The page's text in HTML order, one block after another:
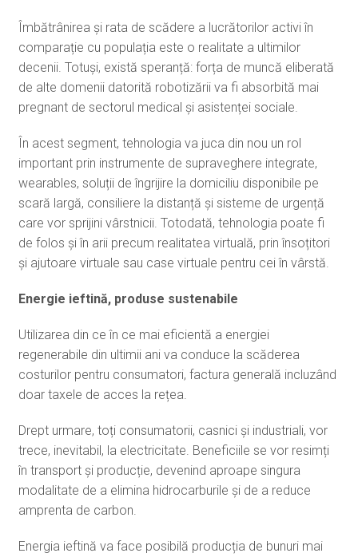
Îmbătrânirea și rata de scădere a lucrătorilor activi în
comparație cu populația este o realitate a ultimilor
decenii. Totuși, există speranță: forța de muncă eliberată
de alte domenii datorită robotizării va fi absorbită mai
pregnant de sectorul medical și asistenței sociale.
În acest segment, tehnologia va juca din nou un rol
important prin instrumente de supraveghere integrate,
wearables, soluții de îngrijire la domiciliu disponibile pe
scară largă, consiliere la distanță și sisteme de urgență
care vor sprijini vârstnicii. Totodată, tehnologia poate fi
de folos și în arii precum realitatea virtuală, prin însoțitori
și ajutoare virtuale sau case virtuale pentru cei în vârstă.
Energie ieftină, produse sustenabile
Utilizarea din ce în ce mai eficientă a energiei
regenerabile din ultimii ani va conduce la scăderea
costurilor pentru consumatori, factura generală incluzând
doar taxele de acces la rețea.
Drept urmare, toți consumatorii, casnici și industriali, vor
trece, inevitabil, la electricitate. Beneficiile se vor resimți
în transport și producție, devenind aproape singura
modalitate de a elimina hidrocarburile și de a reduce
amprenta de carbon.
Energia ieftină va face posibilă producția de bunuri mai